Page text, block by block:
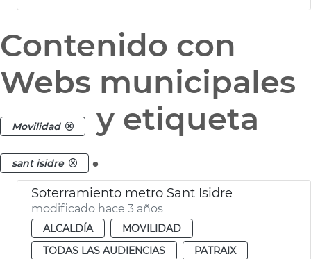
Contenido con
Webs municipales
Movilidad y etiqueta
sant isidre .
Soterramiento metro Sant Isidre
modificado hace 3 años
ALCALDÍA
MOVILIDAD
TODAS LAS AUDIENCIAS
PATRAIX